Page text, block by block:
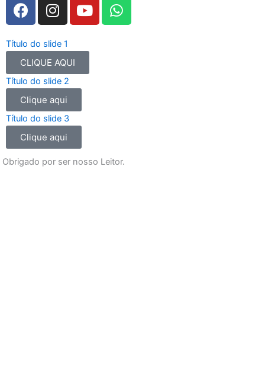
a
e
b
o
o
k
n
t
a
g
r
a
m
o
t
b
h
Título do slide 1
CLIQUE AQUI
Título do slide 2
Clique aqui
Título do slide 3
Clique aqui
Obrigado por ser nosso Leitor.